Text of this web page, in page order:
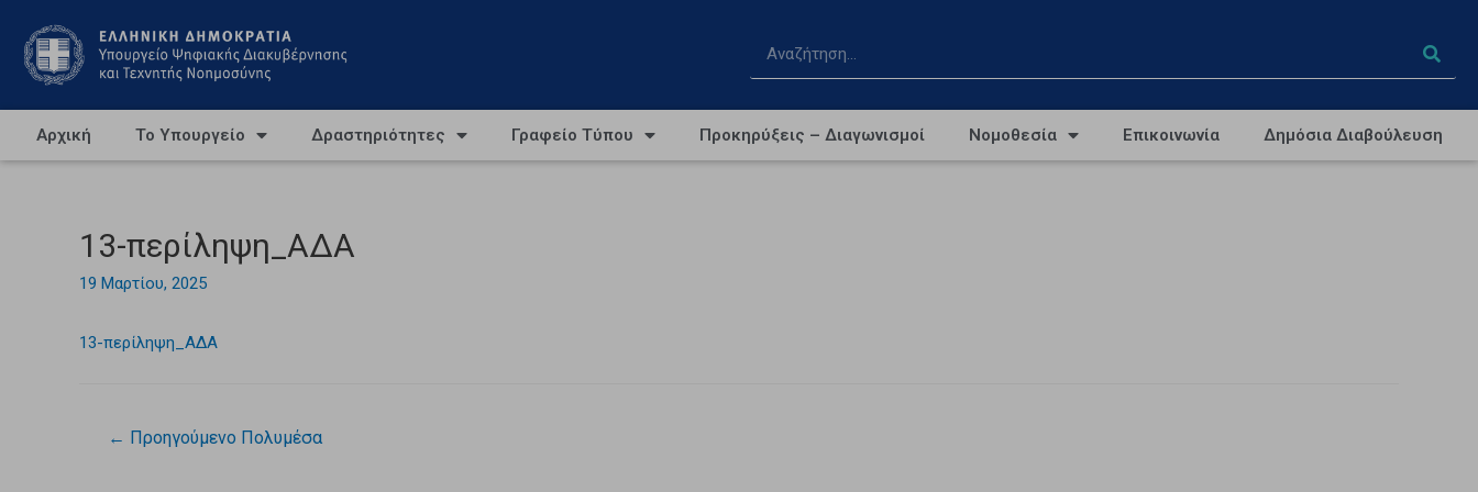
Αρχική Το Υπουργείο Δραστηριότητες Γραφείο Τύπου Προκηρύξεις – Διαγωνισμοί Νομοθεσία Επικοινωνία Δημόσια Διαβούλευση
13-περίληψη_ΑΔΑ
19 Μαρτίου, 2025
13-περίληψη_ΑΔΑ
← Προηγούμενο Πολυμέσα